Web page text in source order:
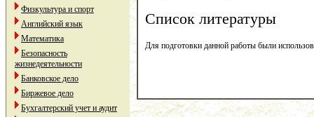
Физкультура и спорт
Английский язык
Математика
Безопасность
жизнедеятельности
Банковское дело
Биржевое дело
Бухгалтерский учет и аудит
Список литературы
Для подготовки данной работы были